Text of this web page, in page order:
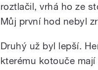
roztlačil, vrhá ho ze
Můj první hod nebyl
Druhý už byl lepší.
kterému kotouče